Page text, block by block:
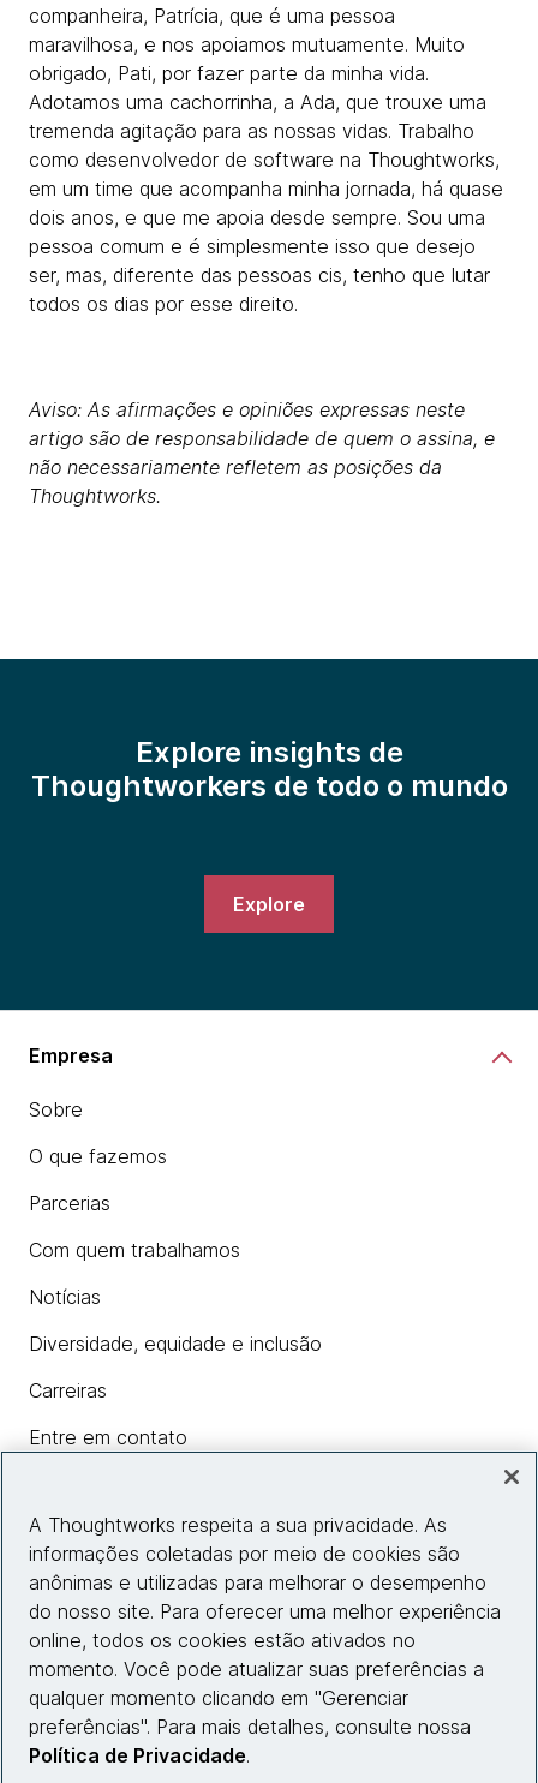
companheira, Patrícia, que é uma pessoa
maravilhosa, e nos apoiamos mutuamente. Muito
obrigado, Pati, por fazer parte da minha vida.
Adotamos uma cachorrinha, a Ada, que trouxe uma
tremenda agitação para as nossas vidas. Trabalho
como desenvolvedor de software na Thoughtworks,
em um time que acompanha minha jornada, há quase
dois anos, e que me apoia desde sempre. Sou uma
pessoa comum e é simplesmente isso que desejo
ser, mas, diferente das pessoas cis, tenho que lutar
todos os dias por esse direito.
Aviso: As afirmações e opiniões expressas neste
artigo são de responsabilidade de quem o assina, e
não necessariamente refletem as posições da
Thoughtworks.
Explore insights de
Thoughtworkers de todo o mundo
Explore
Empresa
Sobre
O que fazemos
Parcerias
Com quem trabalhamos
Notícias
Diversidade, equidade e inclusão
Carreiras
Entre em contato
Insights
Informações do site
Entre em contato
A Thoughtworks respeita a sua privacidade. As
informações coletadas por meio de cookies são
anônimas e utilizadas para melhorar o desempenho
do nosso site. Para oferecer uma melhor experiência
online, todos os cookies estão ativados no
momento. Você pode atualizar suas preferências a
qualquer momento clicando em "Gerenciar
preferências". Para mais detalhes, consulte nossa
Política de Privacidade.